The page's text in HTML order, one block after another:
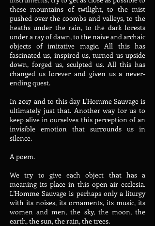
these mountains of twilight, to the mist
pushed over the coombs and valleys, to the
heaths under the rain, to the dark forests
under a ray of dawn, to the naive and archaic
objects of imitative magic. All this has
fascinated us, inspired us, turned us upside
down, forged us, sculpted us. All this has
changed us forever and given us a never-
ending quest.
In 2017 and to this day L'Homme Sauvage is
ultimately just that. Another way for us to
keep alive in ourselves this perception of an
invisible emotion that surrounds us in
silence.
A poem.
We try to give each object that has a
meaning its place in this open-air ecclesia.
L'Homme Sauvage is perhaps only a liturgy
with its noises, its ornaments, its music, its
women and men, the sky, the moon, the
earth, the sun, the rain, the trees.